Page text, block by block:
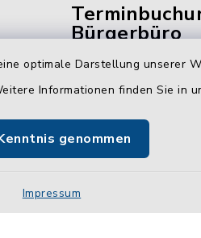
optimale Darstellung unserer
Informationen finden Sie in
genommen
Impressum
Bürgerbüro
Vereinbaren Sie
online Ihren
Jetzt Termin